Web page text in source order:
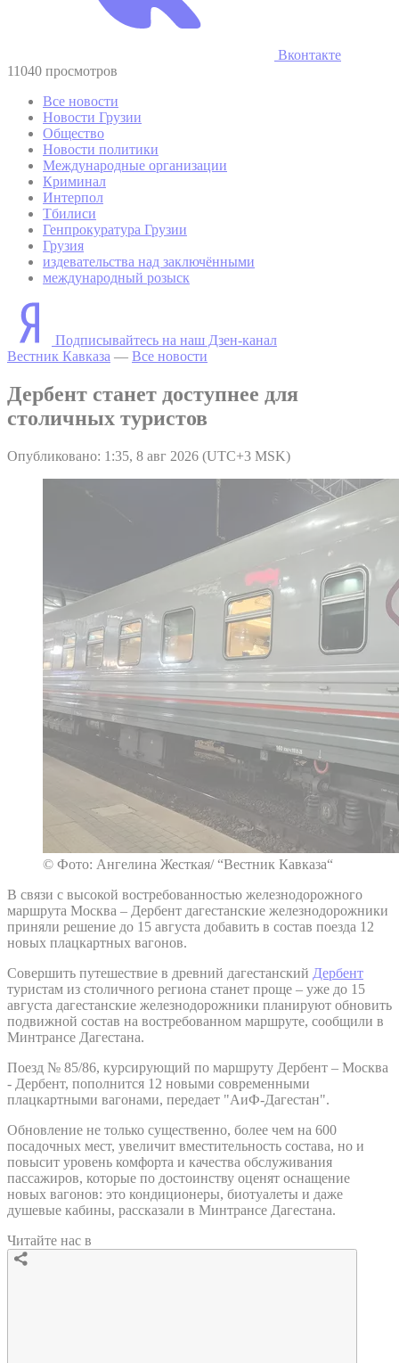
Вконтакте
11040 просмотров
Все новости
Новости Грузии
Общество
Новости политики
Международные организации
Криминал
Интерпол
Тбилиси
Генпрокуратура Грузии
Грузия
издевательства над заключёнными
международный розыск
Подписывайтесь на наш Дзен-канал
Вестник Кавказа — Все новости
Дербент станет доступнее для
столичных туристов
Опубликовано: 1:35, 8 авг 2026 (UTC+3 MSK)
© Фото: Ангелина Жесткая/ “Вестник Кавказа“
В связи с высокой востребованностью железнодорожного
маршрута Москва – Дербент дагестанские железнодорожники
приняли решение до 15 августа добавить в состав поезда 12
новых плацкартных вагонов.
Совершить путешествие в древний дагестанский Дербент
туристам из столичного региона станет проще – уже до 15
августа дагестанские железнодорожники планируют обновить
подвижной состав на востребованном маршруте, сообщили в
Минтрансе Дагестана.
Поезд № 85/86, курсирующий по маршруту Дербент – Москва
- Дербент, пополнится 12 новыми современными
плацкартными вагонами, передает "АиФ-Дагестан".
Обновление не только существенно, более чем на 600
посадочных мест, увеличит вместительность состава, но и
повысит уровень комфорта и качества обслуживания
пассажиров, которые по достоинству оценят оснащение
новых вагонов: это кондиционеры, биотуалеты и даже
душевые кабины, рассказали в Минтрансе Дагестана.
Читайте нас в